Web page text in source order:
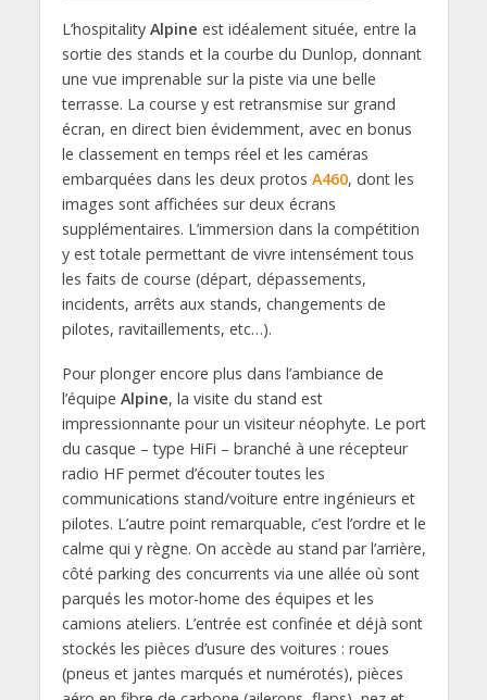
L’hospitality Alpine est idéalement située, entre la
sortie des stands et la courbe du Dunlop, donnant
une vue imprenable sur la piste via une belle
terrasse. La course y est retransmise sur grand
écran, en direct bien évidemment, avec en bonus
le classement en temps réel et les caméras
embarquées dans les deux protos A460, dont les
images sont affichées sur deux écrans
supplémentaires. L’immersion dans la compétition
y est totale permettant de vivre intensément tous
les faits de course (départ, dépassements,
incidents, arrêts aux stands, changements de
pilotes, ravitaillements, etc…).
Pour plonger encore plus dans l’ambiance de
l’équipe Alpine, la visite du stand est
impressionnante pour un visiteur néophyte. Le port
du casque – type HiFi – branché à une récepteur
radio HF permet d’écouter toutes les
communications stand/voiture entre ingénieurs et
pilotes. L’autre point remarquable, c’est l’ordre et le
calme qui y règne. On accède au stand par l’arrière,
côté parking des concurrents via une allée où sont
parqués les motor-home des équipes et les
camions ateliers. L’entrée est confinée et déjà sont
stockés les pièces d’usure des voitures : roues
(pneus et jantes marqués et numérotés), pièces